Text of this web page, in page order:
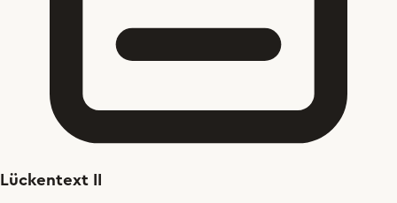
Lückentext II